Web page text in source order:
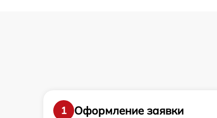
1
Оформление заявки